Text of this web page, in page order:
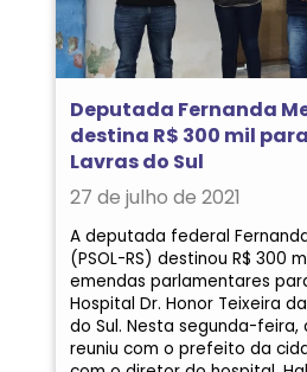
Deputada Fernanda
destina R$ 300 mil
Lavras do Sul
27 de julho de 2021
A deputada federal
(PSOL-RS) destinou R$ 300
emendas parlamentares
Hospital Dr. Honor Teixeira
do Sul. Nesta segunda-
reuniu com o prefeito da